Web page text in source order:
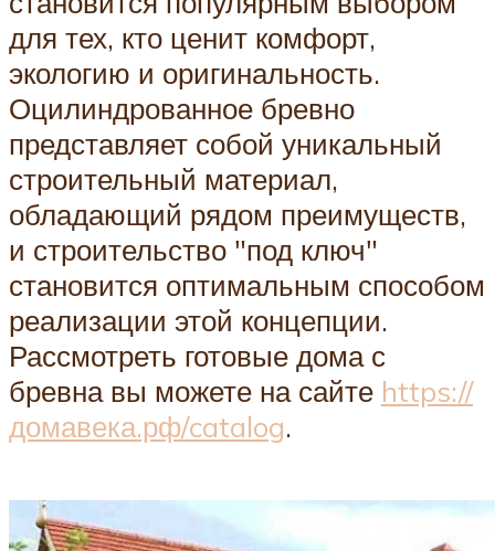
для тех, кто ценит комфорт,
экологию и оригинальность.
Оцилиндрованное бревно
представляет собой уникальный
строительный материал,
обладающий рядом преимуществ,
и строительство "под ключ"
становится оптимальным способом
реализации этой концепции.
Рассмотреть готовые дома с
бревна вы можете на сайте https://
домавека.рф/catalog.